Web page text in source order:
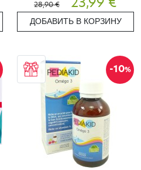
28,90 €
ДОБАВИТЬ В КОРЗИНУ
-10%